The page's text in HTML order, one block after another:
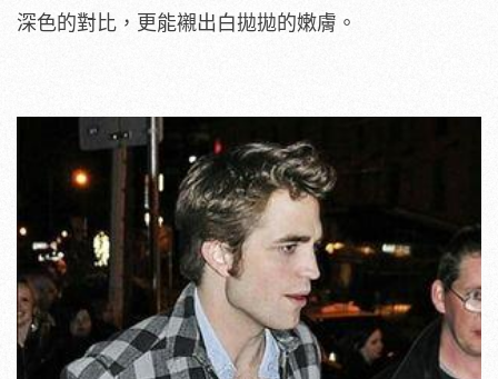
深色的對比，更能襯出白拋拋的嫩膚。